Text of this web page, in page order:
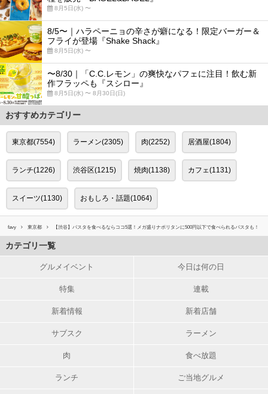
8月5日(水) 〜
8/5〜｜ハラペーニョの辛さが癖になる！限定バーガー＆
フライが登場『Shake Shack』
8月5日(水) 〜
〜8/30｜「C.C.レモン」の爽快なパフェに注目！飲む新
作フラッペも『スシロー』
8月5日(水) 〜 8月30日(日)
おすすめカテゴリー
東京都(7554) ラーメン(2305) 肉(2252) 居酒屋(1804)
ランチ(1226) 渋谷区(1215) 焼肉(1138) カフェ(1131)
スイーツ(1130) おもしろ・話題(1064)
favy 東京都 【渋谷】パスタを食べるならココ5選！メガ盛りナポリタンに500円以下で食べられるパスタも！
カテゴリ一覧
グルメイベント 今日は何の日
特集 連載
新着情報 新着店舗
サブスク ラーメン
肉 食べ放題
ランチ ご当地グルメ